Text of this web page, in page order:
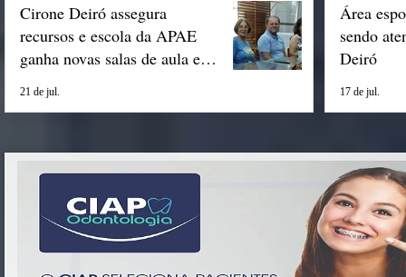
Cirone Deiró assegura
recursos e escola da APAE
ganha novas salas de aula em
21 de jul.
Área
sendo
Deiró
17 de jul.